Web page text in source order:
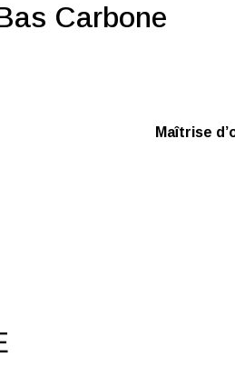
Carbone
Maîtrise